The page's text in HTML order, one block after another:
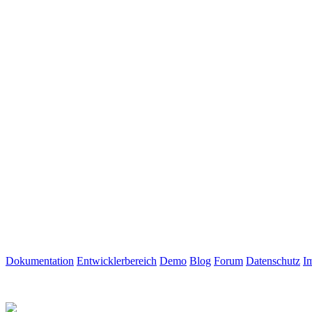
Dokumentation Entwicklerbereich Demo Blog Forum Datenschutz